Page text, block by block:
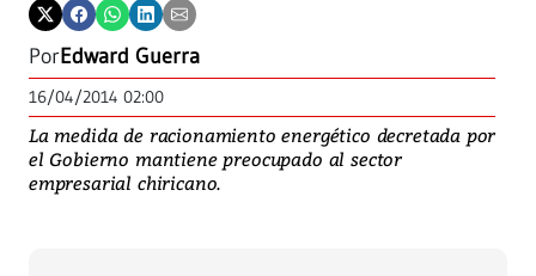
PorEdward Guerra
16/04/2014 02:00
La medida de racionamiento energético decretada por
el Gobierno mantiene preocupado al sector
empresarial chiricano.